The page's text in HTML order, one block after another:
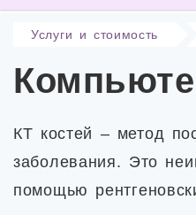
Услуги и стоимость
КТ костей – метод
заболевания. Это
помощью